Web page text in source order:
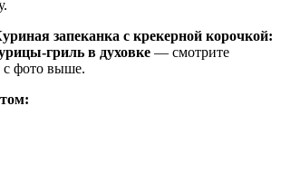
запеканка с крекерной корочкой:
гриль в духовке — смотрите
с фото выше.